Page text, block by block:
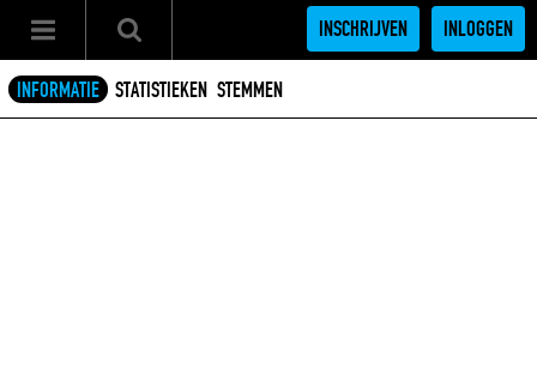
INSCHRIJVEN INLOGGEN
INFORMATIE STATISTIEKEN STEMMEN